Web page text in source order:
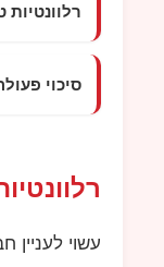
רלוונטיות
סיכוי
עשוי לעניין